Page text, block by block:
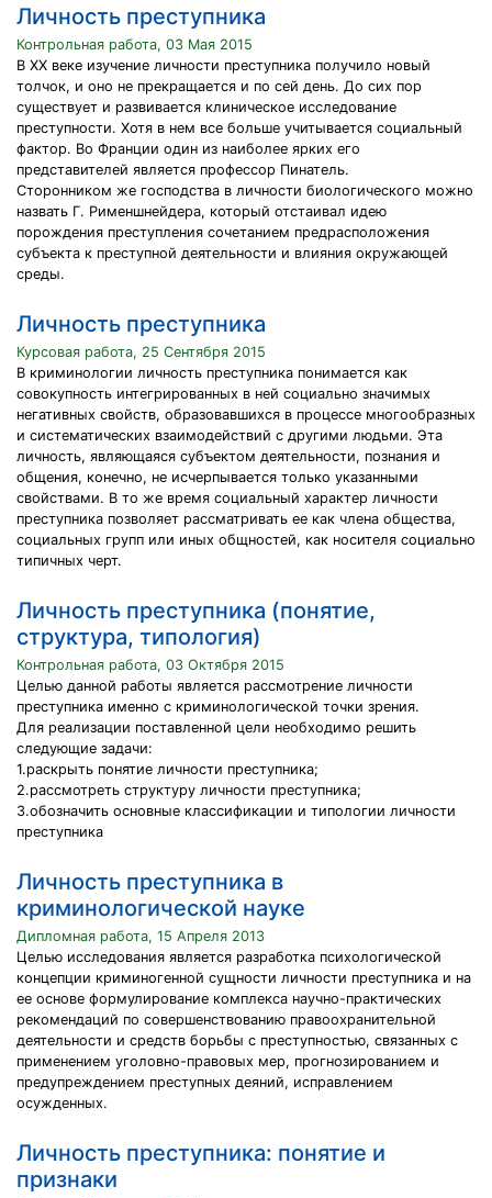
Личность преступника
Контрольная работа, 03 Мая 2015
В ХХ веке изучение личности преступника получило новый
толчок, и оно не прекращается и по сей день. До сих пор
существует и развивается клиническое исследование
преступности. Хотя в нем все больше учитывается социальный
фактор. Во Франции один из наиболее ярких его
представителей является профессор Пинатель.
Сторонником же господства в личности биологического можно
назвать Г. Рименшнейдера, который отстаивал идею
порождения преступления сочетанием предрасположения
субъекта к преступной деятельности и влияния окружающей
среды.
Личность преступника
Курсовая работа, 25 Сентября 2015
В криминологии личность преступника понимается как
совокупность интегрированных в ней социально значимых
негативных свойств, образовавшихся в процессе многообразных
и систематических взаимодействий с другими людьми. Эта
личность, являющаяся субъектом деятельности, познания и
общения, конечно, не исчерпывается только указанными
свойствами. В то же время социальный характер личности
преступника позволяет рассматривать ее как члена общества,
социальных групп или иных общностей, как носителя социально
типичных черт.
Личность преступника (понятие,
структура, типология)
Контрольная работа, 03 Октября 2015
Целью данной работы является рассмотрение личности
преступника именно с криминологической точки зрения.
Для реализации поставленной цели необходимо решить
следующие задачи:
1.раскрыть понятие личности преступника;
2.рассмотреть структуру личности преступника;
3.обозначить основные классификации и типологии личности
преступника
Личность преступника в
криминологической науке
Дипломная работа, 15 Апреля 2013
Целью исследования является разработка психологической
концепции криминогенной сущности личности преступника и на
ее основе формулирование комплекса научно-практических
рекомендаций по совершенствованию правоохранительной
деятельности и средств борьбы с преступностью, связанных с
применением уголовно-правовых мер, прогнозированием и
предупреждением преступных деяний, исправлением
осужденных.
Личность преступника: понятие и
признаки